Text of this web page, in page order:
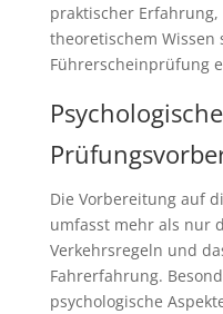
praktischer
theoretischem Wissen
Führerscheinprüfung
Die Vorbereitung auf
umfasst mehr als nur
Verkehrsregeln und
Fahrerfahrung.
psychologische